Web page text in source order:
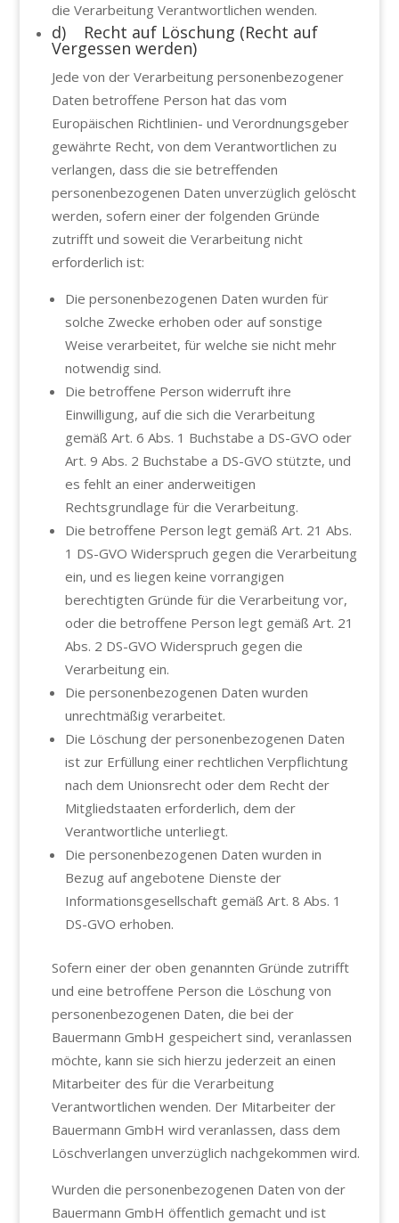
die Verarbeitung Verantwortlichen wenden.
d) Recht auf Löschung (Recht auf
Vergessen werden)
Jede von der Verarbeitung personenbezogener
Daten betroffene Person hat das vom
Europäischen Richtlinien- und Verordnungsgeber
gewährte Recht, von dem Verantwortlichen zu
verlangen, dass die sie betreffenden
personenbezogenen Daten unverzüglich gelöscht
werden, sofern einer der folgenden Gründe
zutrifft und soweit die Verarbeitung nicht
erforderlich ist:
Die personenbezogenen Daten wurden für
solche Zwecke erhoben oder auf sonstige
Weise verarbeitet, für welche sie nicht mehr
notwendig sind.
Die betroffene Person widerruft ihre
Einwilligung, auf die sich die Verarbeitung
gemäß Art. 6 Abs. 1 Buchstabe a DS-GVO oder
Art. 9 Abs. 2 Buchstabe a DS-GVO stützte, und
es fehlt an einer anderweitigen
Rechtsgrundlage für die Verarbeitung.
Die betroffene Person legt gemäß Art. 21 Abs.
1 DS-GVO Widerspruch gegen die Verarbeitung
ein, und es liegen keine vorrangigen
berechtigten Gründe für die Verarbeitung vor,
oder die betroffene Person legt gemäß Art. 21
Abs. 2 DS-GVO Widerspruch gegen die
Verarbeitung ein.
Die personenbezogenen Daten wurden
unrechtmäßig verarbeitet.
Die Löschung der personenbezogenen Daten
ist zur Erfüllung einer rechtlichen Verpflichtung
nach dem Unionsrecht oder dem Recht der
Mitgliedstaaten erforderlich, dem der
Verantwortliche unterliegt.
Die personenbezogenen Daten wurden in
Bezug auf angebotene Dienste der
Informationsgesellschaft gemäß Art. 8 Abs. 1
DS-GVO erhoben.
Sofern einer der oben genannten Gründe zutrifft
und eine betroffene Person die Löschung von
personenbezogenen Daten, die bei der
Bauermann GmbH gespeichert sind, veranlassen
möchte, kann sie sich hierzu jederzeit an einen
Mitarbeiter des für die Verarbeitung
Verantwortlichen wenden. Der Mitarbeiter der
Bauermann GmbH wird veranlassen, dass dem
Löschverlangen unverzüglich nachgekommen wird.
Wurden die personenbezogenen Daten von der
Bauermann GmbH öffentlich gemacht und ist